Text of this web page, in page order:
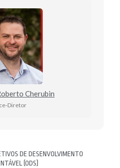
Cherubin
Diretor
DE DESENVOLVIMENTO
(ODS)